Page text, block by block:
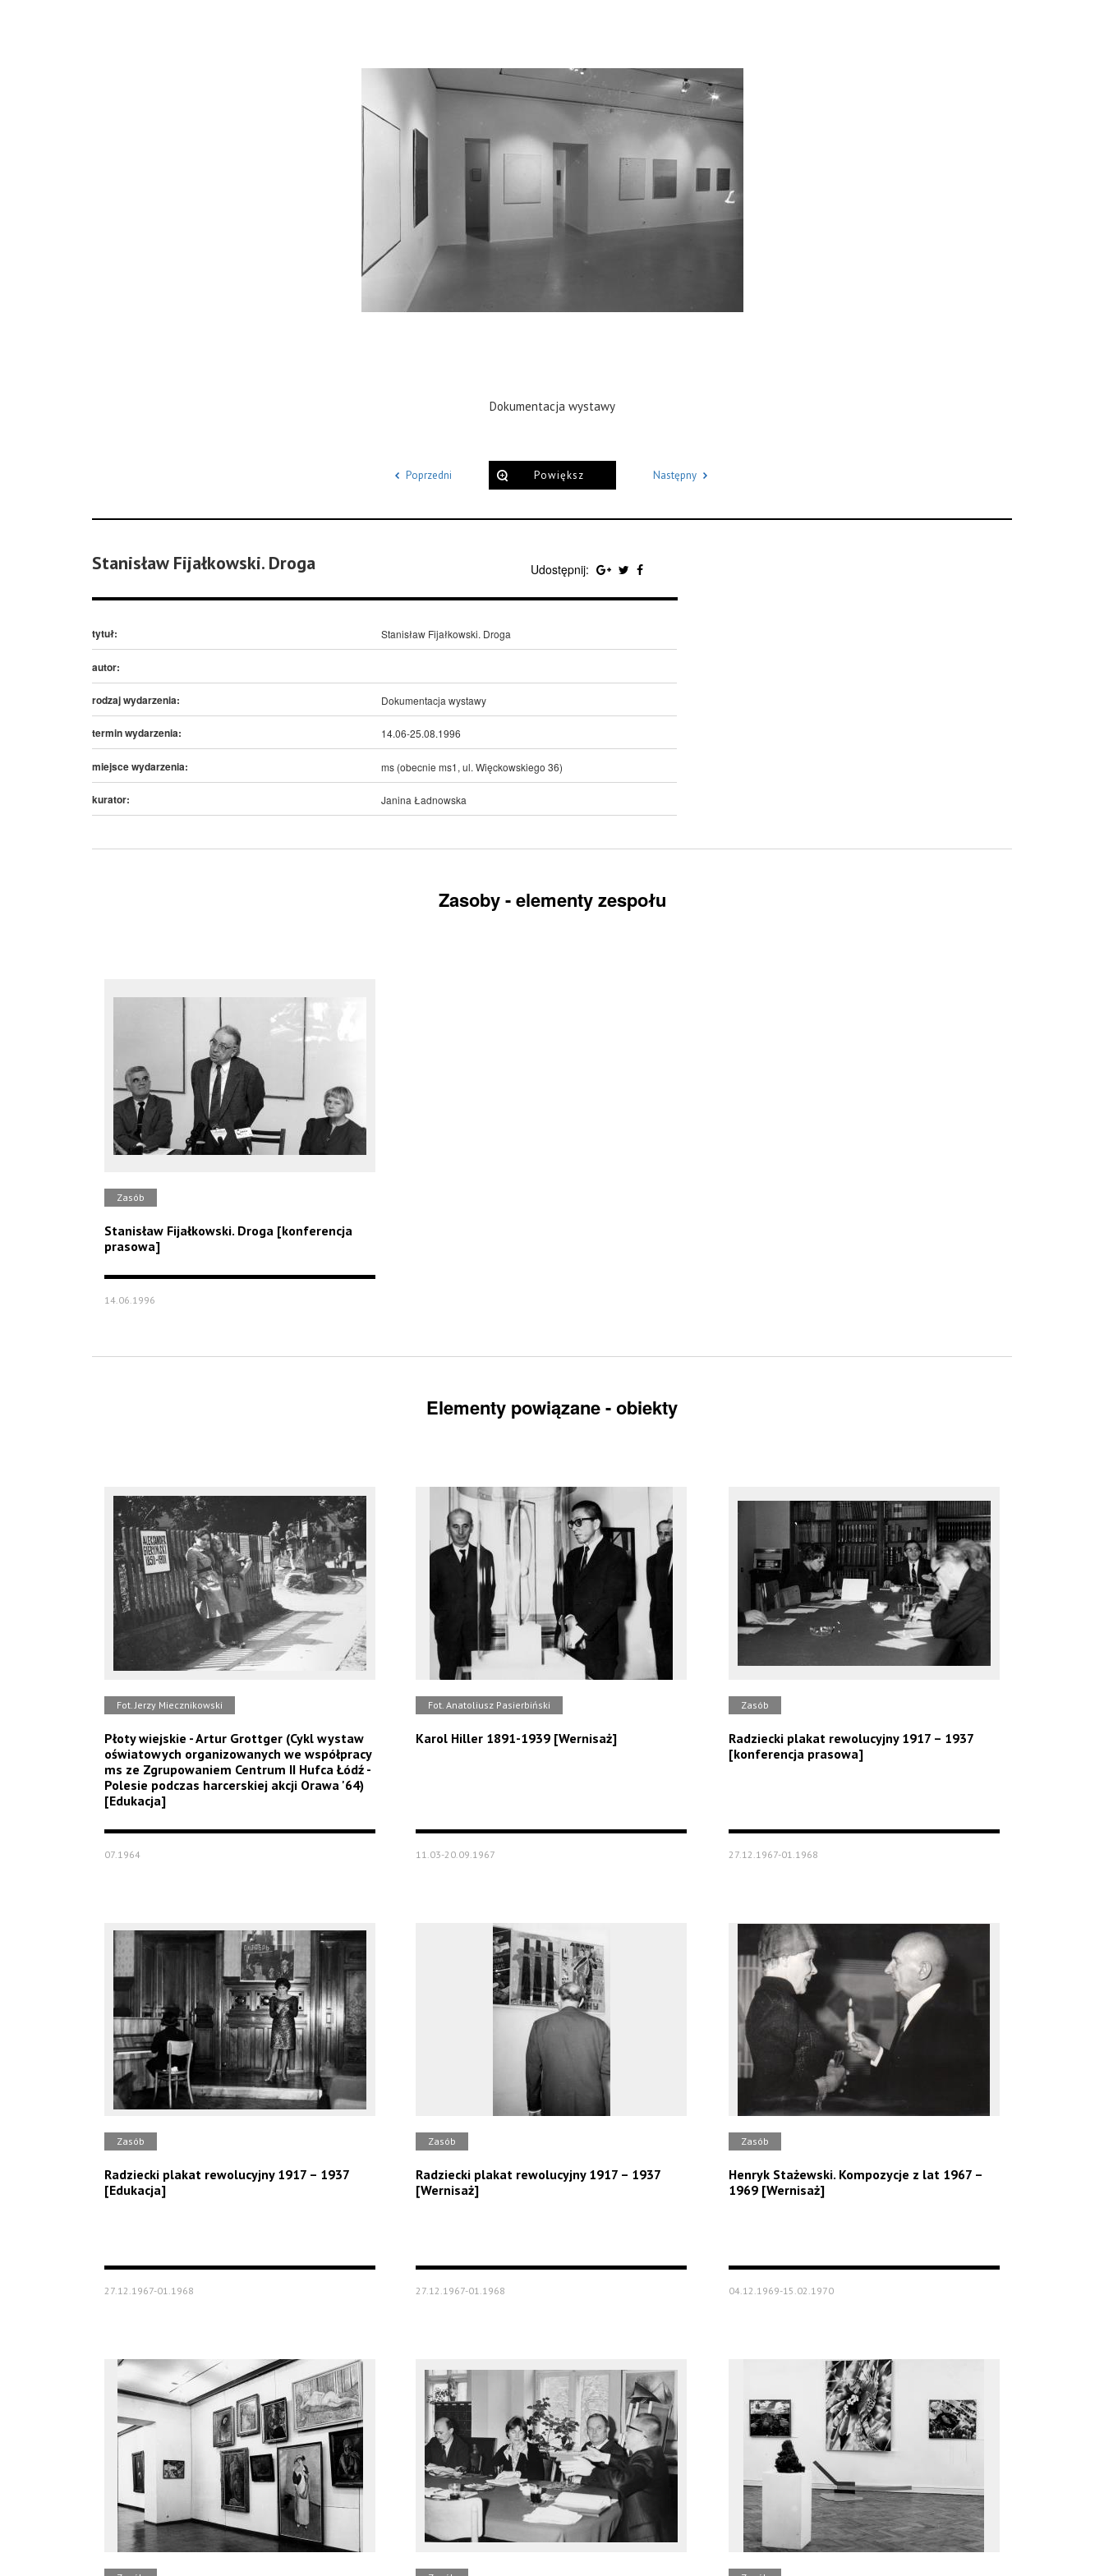
Dokumentacja wystawy
Poprzedni Powiększ Następny
Stanisław Fijałkowski. Droga Udostępnij:
tytuł: Stanisław Fijałkowski. Droga
autor:
rodzaj wydarzenia: Dokumentacja wystawy
termin wydarzenia: 14.06-25.08.1996
miejsce wydarzenia: ms (obecnie ms1, ul. Więckowskiego 36)
kurator: Janina Ładnowska
Zasoby - elementy zespołu
Zasób
Stanisław Fijałkowski. Droga [konferencja
prasowa]
14.06.1996
Elementy powiązane - obiekty
Fot. Jerzy Miecznikowski
Płoty wiejskie - Artur Grottger (Cykl wystaw
oświatowych organizowanych we współpracy
ms ze Zgrupowaniem Centrum II Hufca Łódź -
Polesie podczas harcerskiej akcji Orawa '64)
[Edukacja]
07.1964
Fot. Anatoliusz Pasierbiński
Karol Hiller 1891-1939 [Wernisaż]
11.03-20.09.1967
Zasób
Radziecki plakat rewolucyjny 1917 – 1937
[konferencja prasowa]
27.12.1967-01.1968
Zasób
Radziecki plakat rewolucyjny 1917 – 1937
[Edukacja]
27.12.1967-01.1968
Zasób
Radziecki plakat rewolucyjny 1917 – 1937
[Wernisaż]
27.12.1967-01.1968
Zasób
Henryk Stażewski. Kompozycje z lat 1967 –
1969 [Wernisaż]
04.12.1969-15.02.1970